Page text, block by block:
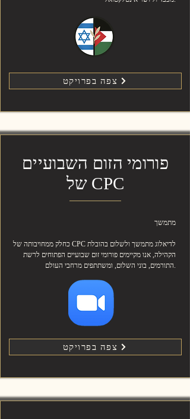
צפה בפרויקט
פורומי הזום השבועיים
של CPC
מתמשך
כחלק ממחויבותה של CPC לדיאלוג מתמשך ולשלום בהובלת
הקהילה, אנו מקיימים פורומי זום שבועיים הפתוחים לרשת
התורמים, בוני השלום, ומשתתפים מרחבי העולם.
צפה בפרויקט